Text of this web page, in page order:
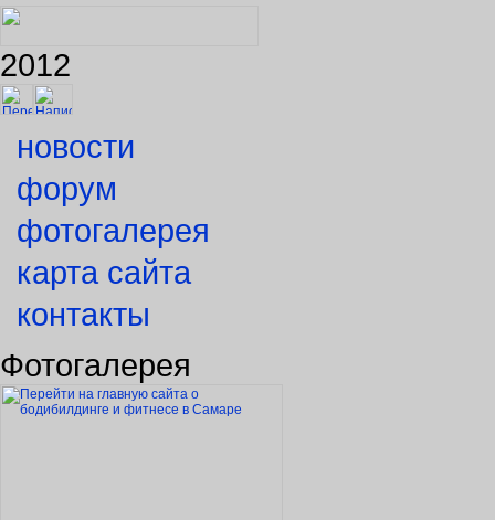
2012
новости
форум
фотогалерея
карта сайта
контакты
Фотогалерея